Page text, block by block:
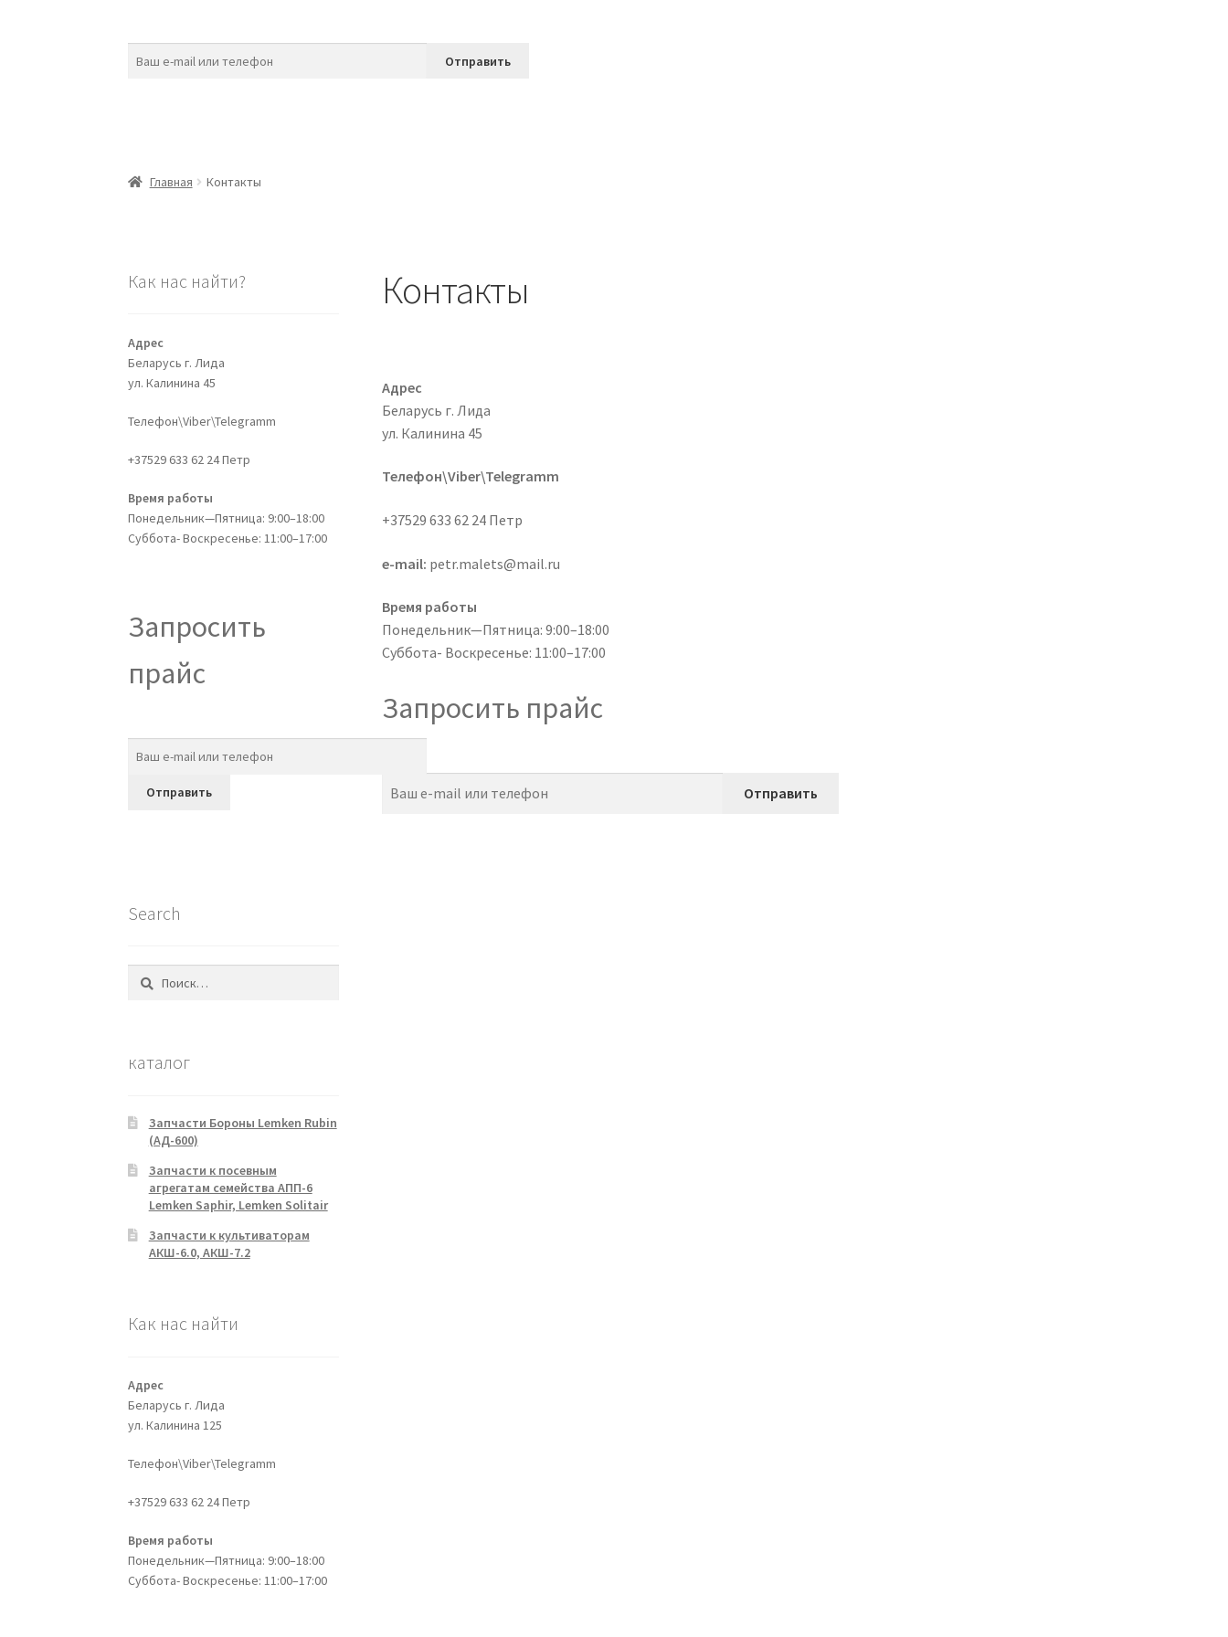
Главная Контакты
Контакты
Адрес
Беларусь г. Лида
ул. Калинина 45
Телефон\Viber\Telegramm
+37529 633 62 24 Петр
e-mail: petr.malets@mail.ru
Время работы
Понедельник—Пятница: 9:00–18:00
Суббота- Воскресенье: 11:00–17:00
Запросить прайс
Как нас найти?
Адрес
Беларусь г. Лида
ул. Калинина 45
Телефон\Viber\Telegramm
+37529 633 62 24 Петр
Время работы
Понедельник—Пятница: 9:00–18:00
Суббота- Воскресенье: 11:00–17:00
Запросить
прайс
Search
Найти:
каталог
Запчасти Бороны Lemken Rubin
(АД-600)
Запчасти к посевным
агрегатам семейства АПП-6
Lemken Saphir, Lemken Solitair
Запчасти к культиваторам
АКШ-6.0, АКШ-7.2
Как нас найти
Адрес
Беларусь г. Лида
ул. Калинина 125
Телефон\Viber\Telegramm
+37529 633 62 24 Петр
Время работы
Понедельник—Пятница: 9:00–18:00
Суббота- Воскресенье: 11:00–17:00